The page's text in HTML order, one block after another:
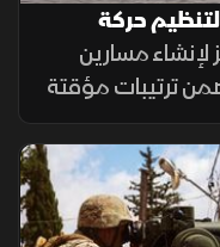
حركة
مسارين
ضمن ترتيبات مؤقتة
حذر إيراني واشتراط